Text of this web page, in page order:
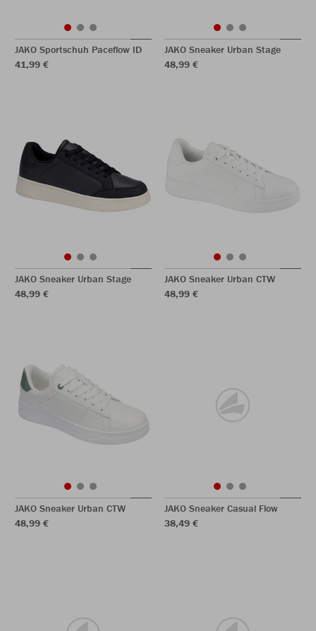
JAKO Sportschuh Paceflow ID
41,99 €
JAKO Sneaker Urban Stage
48,99 €
JAKO Sneaker Urban Stage
48,99 €
JAKO Sneaker Urban CTW
48,99 €
JAKO Sneaker Urban CTW
48,99 €
JAKO Sneaker Casual Flow
38,49 €